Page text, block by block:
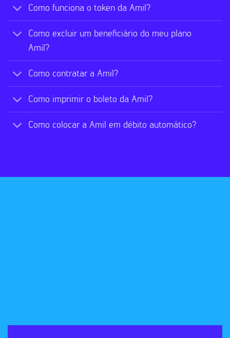
Como funciona o token da Amil?
Como excluir um beneficiário do meu plano
Amil?
Como contratar a Amil?
Como imprimir o boleto da Amil?
Como colocar a Amil em débito automático?